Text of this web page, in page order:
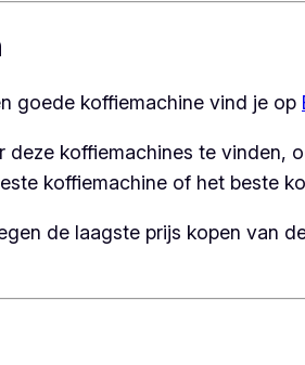
goede koffiemachine vind je op
koffiemachines te vinden,
koffiemachine of het beste
de laagste prijs kopen van